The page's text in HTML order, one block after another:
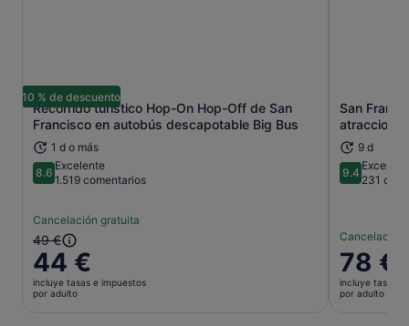
10 % de descuento
Recorrido turístico Hop-On Hop-Off de San
Francisco en autobús descapotable Big Bus
1 d o más
8.68.6 sobre 10
Excelente
1.519 comentarios
Cancelación gratuita
El
precio
anterior
era
49 €
44 €
incluye tasas e impuestos
por adulto
Se abre en una pestaña nueva
San
9 d
9.49.4 sobre
231
Cancelación
El
precio
es
78 €
incluye tasas e
por adulto